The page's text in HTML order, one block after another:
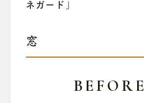
ネガード」
窓
BEFORE